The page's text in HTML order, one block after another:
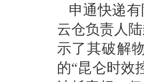
申通快递
云仓负责人
示了其破解
的“昆仑时效